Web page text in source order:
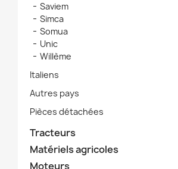
Saviem
Simca
Somua
Unic
Willème
Italiens
Autres pays
Pièces détachées
Tracteurs
Matériels agricoles
Moteurs